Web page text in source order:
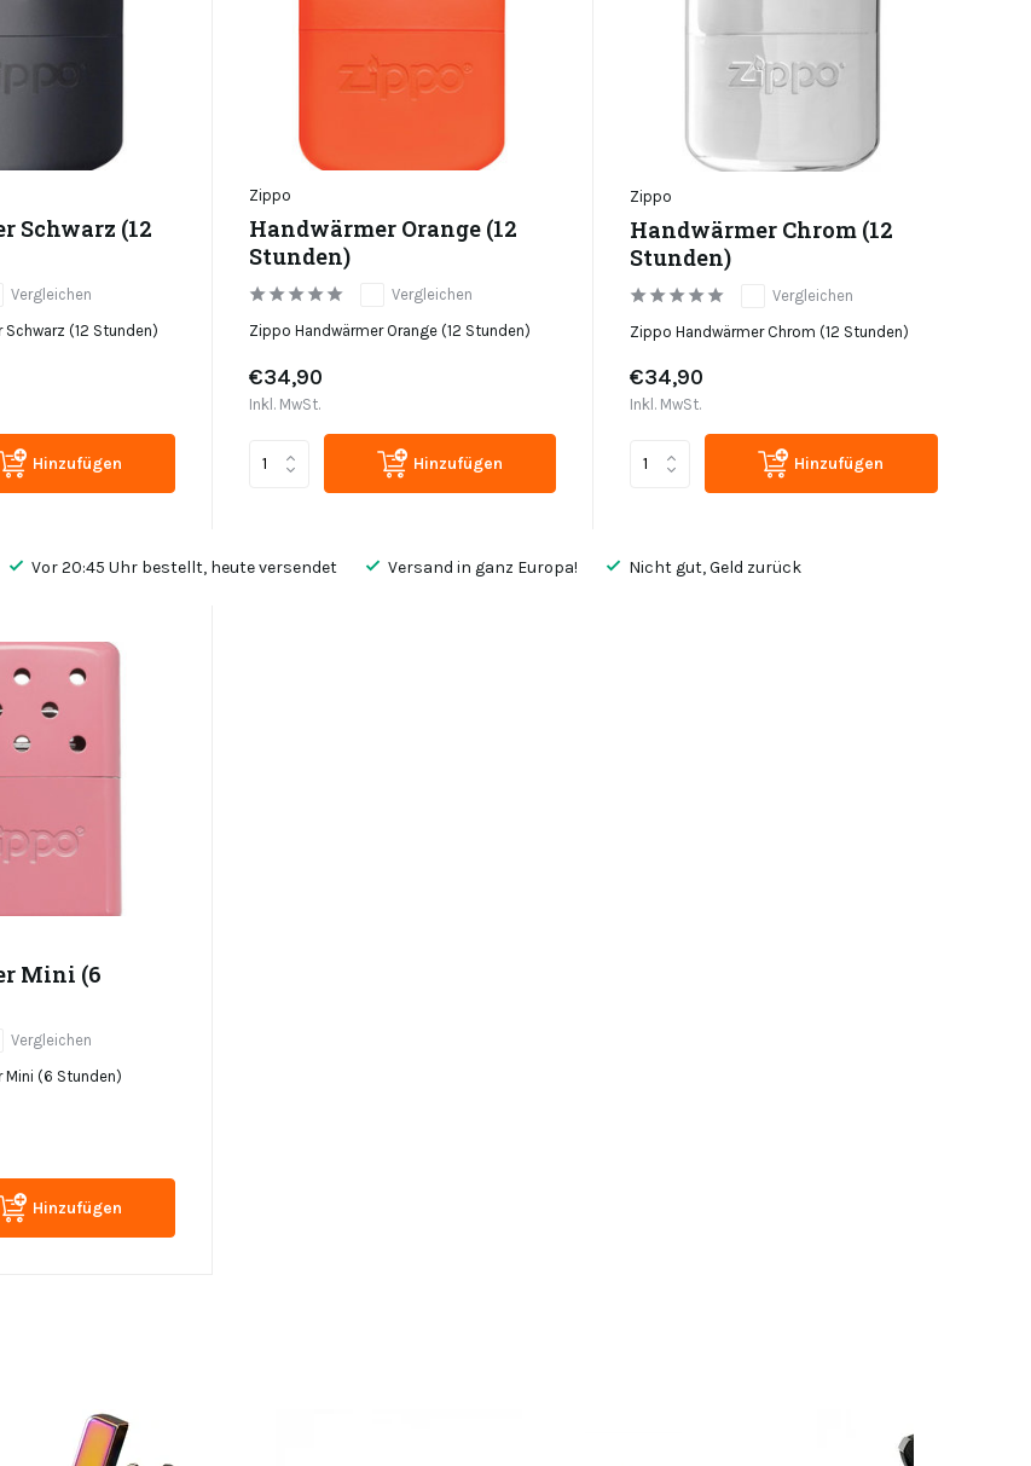
Schwarz (12
Vergleichen
(12 Stunden)
Hinzufügen
Zippo
Handwärmer Orange (12
Stunden)
Vergleichen
Zippo Handwärmer Orange (12 Stunden)
€34,90
Inkl. MwSt.
Hinzufügen
Zippo
Handwärmer Chrom (12
Stunden)
Vergleichen
Zippo Handwärmer Chrom (12 Stunden)
€34,90
Inkl. MwSt.
Hinzufügen
Vor 20:45 Uhr bestellt, heute versendet Versand in ganz Europa! Nicht gut, Geld zurück
Mini (6
Vergleichen
Mini (6 Stunden)
Hinzufügen